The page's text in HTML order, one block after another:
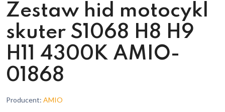
Zestaw hid motocykl
skuter S1068 H8 H9
H11 4300K AMIO-
01868
Producent: AMIO